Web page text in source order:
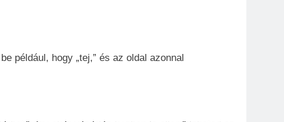
például, hogy „tej,” és az oldal azonnal